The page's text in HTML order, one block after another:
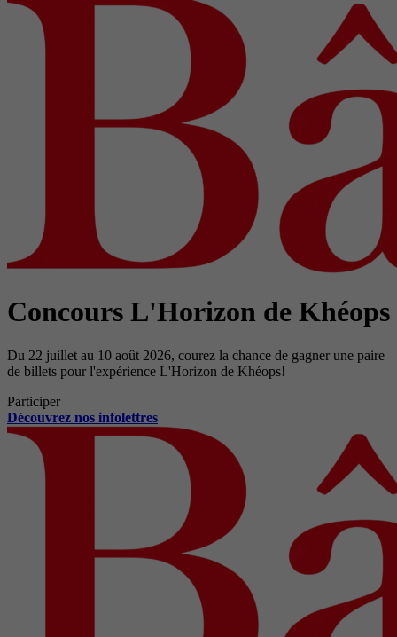
Concours L'Horizon de Khéops
Du 22 juillet au 10 août 2026, courez la chance de gagner une paire
de billets pour l'expérience L'Horizon de Khéops!
Participer
Découvrez nos infolettres